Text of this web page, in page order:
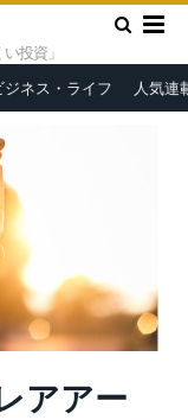
投資」
ジネス・ライフ 人気連
ースに買い、米中
アアー